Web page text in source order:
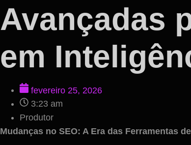
Avançadas
em
fevereiro 25, 2026
3:23 am
Produtor
Mudanças no SEO: A Era das Ferramentas